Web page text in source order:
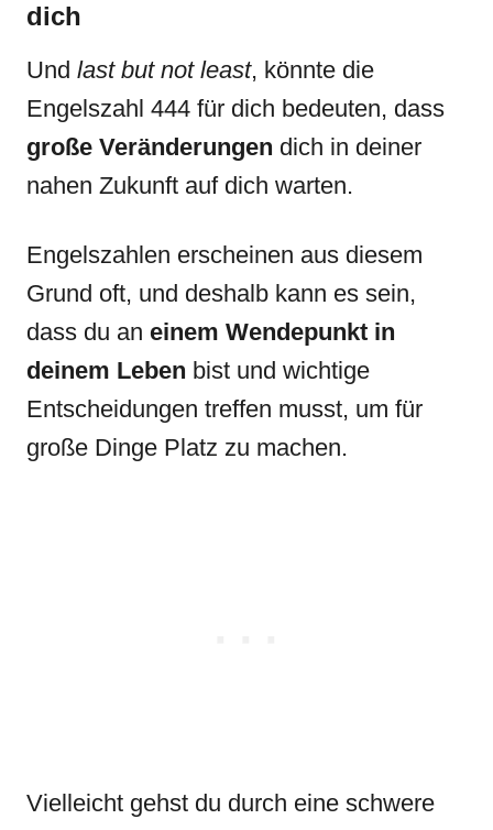
dich
Und last but not least, könnte die
Engelszahl 444 für dich bedeuten, dass
große Veränderungen dich in deiner
nahen Zukunft auf dich warten.
Engelszahlen erscheinen aus diesem
Grund oft, und deshalb kann es sein,
dass du an einem Wendepunkt in
deinem Leben bist und wichtige
Entscheidungen treffen musst, um für
große Dinge Platz zu machen.
Vielleicht gehst du durch eine schwere